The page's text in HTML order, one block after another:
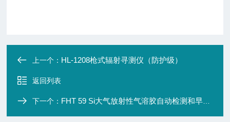
上一个： HL-1208枪式辐射寻测仪（防护级）
返回列表
下一个： FHT 59 Si大气放射性气溶胶自动检测和早期报警